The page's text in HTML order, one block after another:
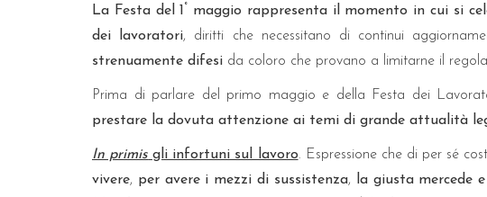
La Festa del 1 ° maggio rappresenta il momento in cui si
dei lavoratori, diritti che necessitano di continui
strenuamente difesi da coloro che provano a limitarne il
Prima di parlare del primo maggio e della Festa dei
prestare la dovuta attenzione ai temi di grande attualità
In primis gli infortuni sul lavoro. Espressione che di per sé
vivere, per avere i mezzi di sussistenza, la giusta mercede